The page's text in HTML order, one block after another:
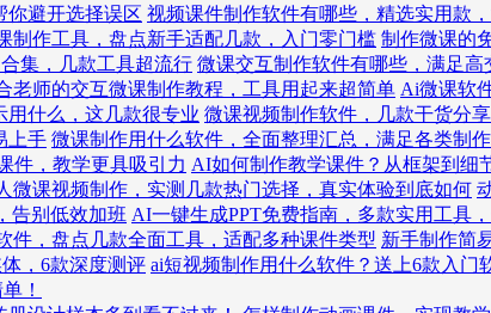
你避开选择误区 视频课件制作软件有哪些，精选实用款
制作工具，盘点新手适配几款，入门零门槛 制作微课的
集，几款工具超流行 微课交互制作软件有哪些，满足高
老师的交互微课制作教程，工具用起来超简单 Ai微课软
用什么，这几款很专业 微课视频制作软件，几款干货分
上手 微课制作用什么软件，全面整理汇总，满足各类制
件，教学更具吸引力 AI如何制作教学课件？从框架到细
微课视频制作，实测几款热门选择，真实体验到底如何
告别低效加班 AI一键生成PPT免费指南，多款实用工具
件，盘点几款全面工具，适配多种课件类型 新手制作简
，6款深度测评 ai短视频制作用什么软件？送上6款入门
！